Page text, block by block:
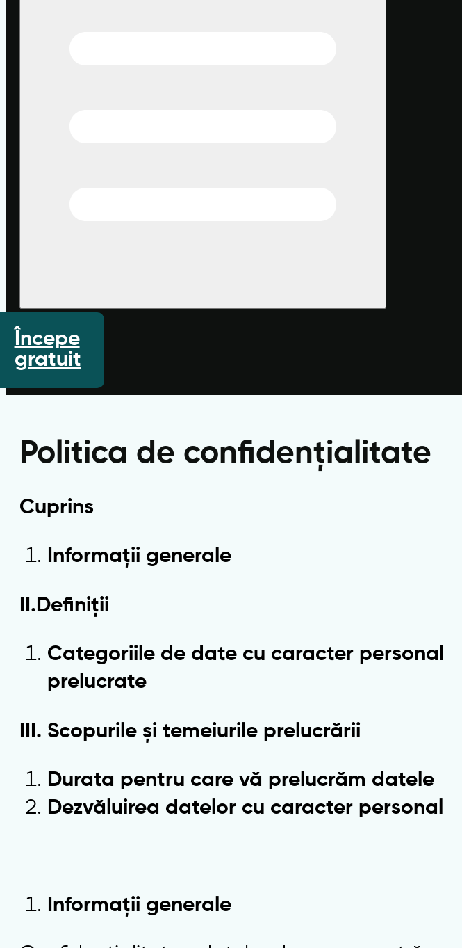
Începe
gratuit
Politica de confidențialitate
Cuprins
Informații generale
II.Definiții
Categoriile de date cu caracter personal
prelucrate
III. Scopurile și temeiurile prelucrării
Durata pentru care vă prelucrăm datele
Dezvăluirea datelor cu caracter personal
Informații generale